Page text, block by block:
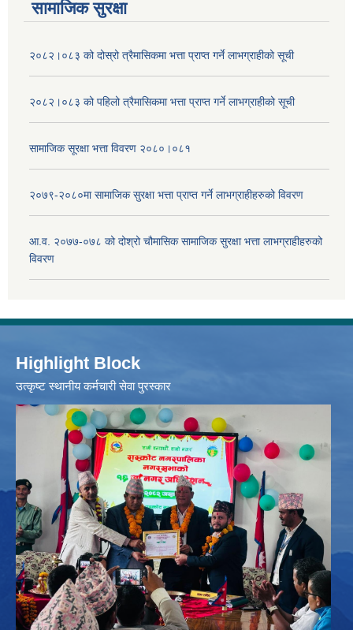
सामाजिक सुरक्षा
२०८२।०८३ को दोस्रो त्रैमासिकमा भत्ता प्राप्‍त गर्ने लाभग्राहीको सूची
२०८२।०८३ को पहिलो त्रैमासिकमा भत्ता प्राप्‍त गर्ने लाभग्राहीको सूची
सामाजिक सूरक्षा भत्ता विवरण २०८०।०८१
२०७९-२०८०मा सामाजिक सुरक्षा भत्ता प्राप्त गर्ने लाभग्राहीहरुको विवरण
आ.व. २०७७-०७८ को दोश्रो चौमासिक सामाजिक सुरक्षा भत्ता लाभग्राहीहरुको
विवरण
Highlight Block
उत्‍कृष्ट स्थानीय कर्मचारी सेवा पुरस्कार